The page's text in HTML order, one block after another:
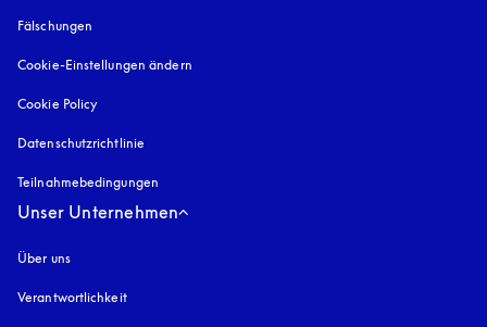
Fälschungen
Cookie-Einstellungen ändern
Cookie Policy
Datenschutzrichtlinie
Teilnahmebedingungen
Unser Unternehmen
Über uns
Verantwortlichkeit